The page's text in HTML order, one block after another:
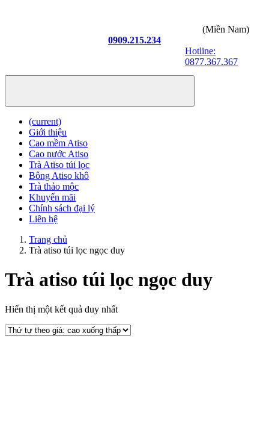
(Miền Nam)
0909.215.234
Hotline:
0877.367.367
(current)
Giới thiệu
Cao mềm Atiso
Cao nước Atiso
Trà Atiso túi lọc
Bông Atiso khô
Trà thảo mộc
Khuyến mãi
Chính sách đại lý
Liên hệ
Trang chủ
Trà atiso túi lọc ngọc duy
Trà atiso túi lọc ngọc duy
Hiển thị một kết quả duy nhất